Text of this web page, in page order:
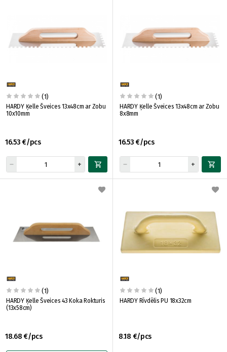
(1)
HARDY Ķelle Šveices 13x48cm ar Zobu
10x10mm
16.53 €/pcs
(1)
HARDY Ķelle Šveices 13x48cm ar Zobu
8x8mm
16.53 €/pcs
(1)
HARDY Ķelle Šveices 43 Koka Rokturis
(13x58cm)
18.68 €/pcs
(1)
HARDY Rīvdēlis PU 18x32cm
8.18 €/pcs